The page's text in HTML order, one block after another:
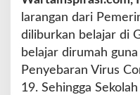
e
k
o
a
h
T
larangan dari
diliburkan belajar di
belajar dirumah
Penyebaran Virus
19. Sehingga